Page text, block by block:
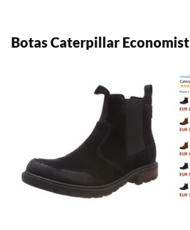
Botas Caterpillar Economist